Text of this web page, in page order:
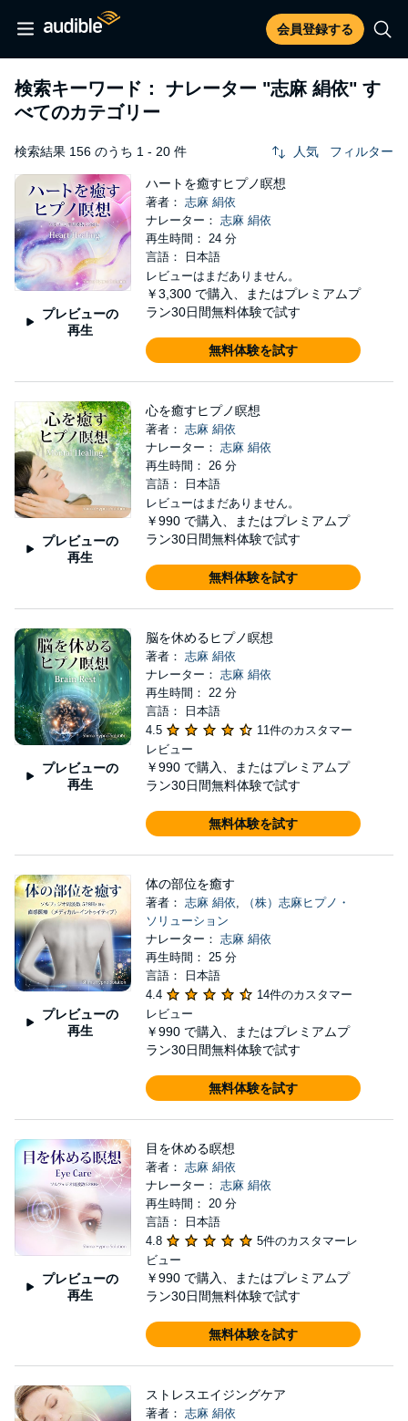
会員登録する
検索キーワード： ナレーター "志麻 絹依" す
べてのカテゴリー
検索結果 156 のうち 1 - 20 件 人気 フィルター
プレビューの
再生
ハートを癒すヒプノ瞑想
著者： 志麻 絹依
ナレーター： 志麻 絹依
再生時間： 24 分
言語： 日本語
レビューはまだありません。
￥3,300 で購入、またはプレミアムプ
ラン30日間無料体験で試す
無料体験を試す
プレビューの
再生
心を癒すヒプノ瞑想
著者： 志麻 絹依
ナレーター： 志麻 絹依
再生時間： 26 分
言語： 日本語
レビューはまだありません。
￥990 で購入、またはプレミアムプ
ラン30日間無料体験で試す
無料体験を試す
プレビューの
再生
脳を休めるヒプノ瞑想
著者： 志麻 絹依
ナレーター： 志麻 絹依
再生時間： 22 分
言語： 日本語
4.5
11件のカスタマー
レビュー
￥990 で購入、またはプレミアムプ
ラン30日間無料体験で試す
無料体験を試す
プレビューの
再生
体の部位を癒す
著者： 志麻 絹依,
（株）志麻ヒプノ・
ソリューション
ナレーター： 志麻 絹依
再生時間： 25 分
言語： 日本語
4.4
14件のカスタマー
レビュー
￥990 で購入、またはプレミアムプ
ラン30日間無料体験で試す
無料体験を試す
プレビューの
再生
目を休める瞑想
著者： 志麻 絹依
ナレーター： 志麻 絹依
再生時間： 20 分
言語： 日本語
4.8
5件のカスタマーレ
ビュー
￥990 で購入、またはプレミアムプ
ラン30日間無料体験で試す
無料体験を試す
ストレスエイジングケア
著者： 志麻 絹依